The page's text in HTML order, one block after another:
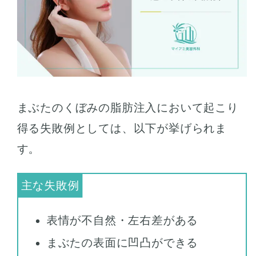
まぶたのくぼみの脂肪注入において起こり
得る失敗例としては、以下が挙げられま
す。
表情が不自然・左右差がある
まぶたの表面に凹凸ができる